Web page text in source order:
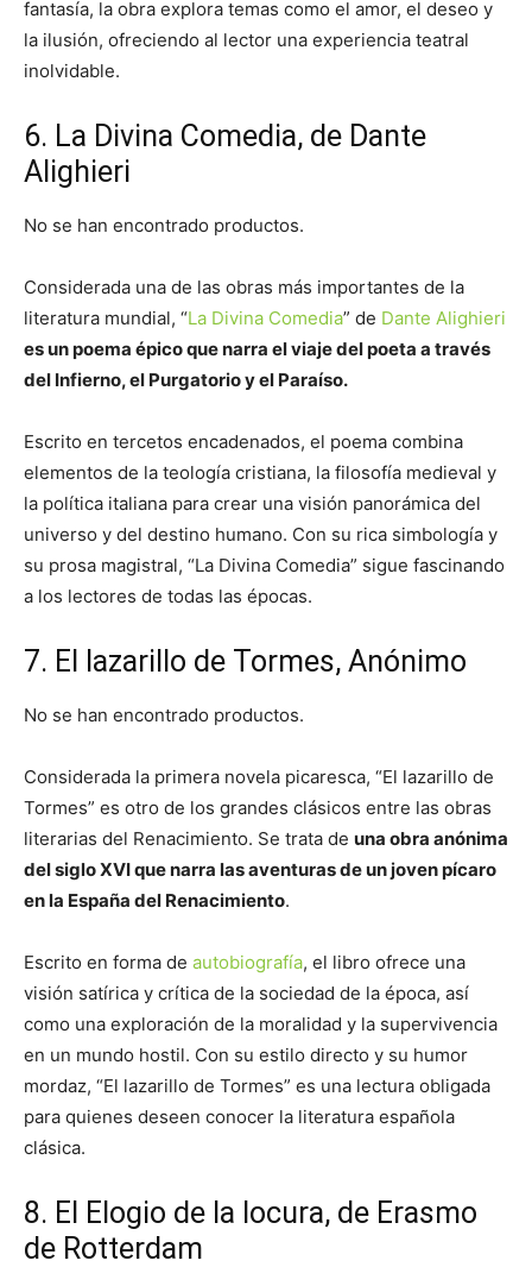
fantasía, la obra explora temas como el amor, el deseo y
la ilusión, ofreciendo al lector una experiencia teatral
inolvidable.
6. La Divina Comedia, de Dante
Alighieri
No se han encontrado productos.
Considerada una de las obras más importantes de la
literatura mundial, “La Divina Comedia” de Dante Alighieri
es un poema épico que narra el viaje del poeta a través
del Infierno, el Purgatorio y el Paraíso.
Escrito en tercetos encadenados, el poema combina
elementos de la teología cristiana, la filosofía medieval y
la política italiana para crear una visión panorámica del
universo y del destino humano. Con su rica simbología y
su prosa magistral, “La Divina Comedia” sigue fascinando
a los lectores de todas las épocas.
7. El lazarillo de Tormes, Anónimo
No se han encontrado productos.
Considerada la primera novela picaresca, “El lazarillo de
Tormes” es otro de los grandes clásicos entre las obras
literarias del Renacimiento. Se trata de una obra anónima
del siglo XVI que narra las aventuras de un joven pícaro
en la España del Renacimiento.
Escrito en forma de autobiografía, el libro ofrece una
visión satírica y crítica de la sociedad de la época, así
como una exploración de la moralidad y la supervivencia
en un mundo hostil. Con su estilo directo y su humor
mordaz, “El lazarillo de Tormes” es una lectura obligada
para quienes deseen conocer la literatura española
clásica.
8. El Elogio de la locura, de Erasmo
de Rotterdam